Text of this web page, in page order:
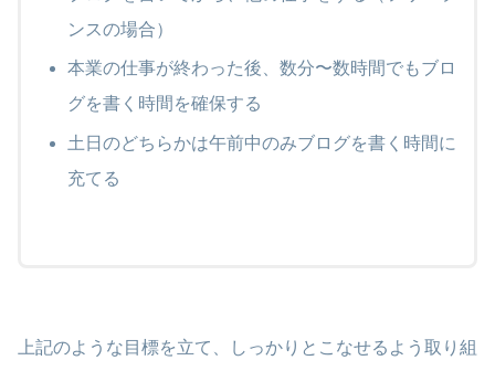
ンスの場合）
本業の仕事が終わった後、数分〜数時間でもブロ
グを書く時間を確保する
土日のどちらかは午前中のみブログを書く時間に
充てる
上記のような目標を立て、しっかりとこなせるよう取り組